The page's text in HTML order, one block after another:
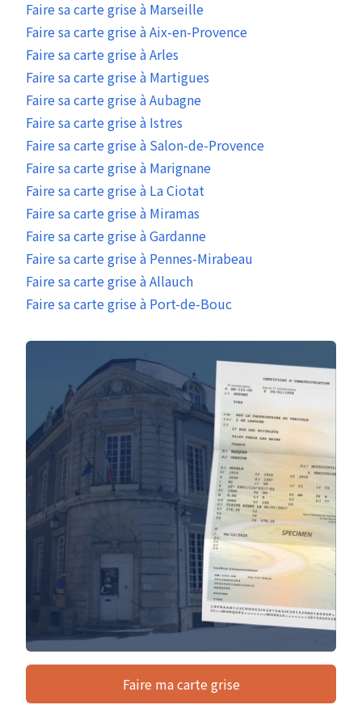
Faire sa carte grise à Marseille
Faire sa carte grise à Aix-en-Provence
Faire sa carte grise à Arles
Faire sa carte grise à Martigues
Faire sa carte grise à Aubagne
Faire sa carte grise à Istres
Faire sa carte grise à Salon-de-Provence
Faire sa carte grise à Marignane
Faire sa carte grise à La Ciotat
Faire sa carte grise à Miramas
Faire sa carte grise à Gardanne
Faire sa carte grise à Pennes-Mirabeau
Faire sa carte grise à Allauch
Faire sa carte grise à Port-de-Bouc
Faire ma carte grise